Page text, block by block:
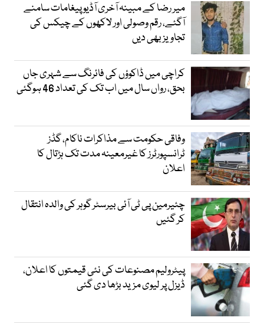
میر رضا کے مبینہ آخری آڈیو پیغامات سامنے
آگئے، رقم وصولی اور لاکھوں کے چیکس کی
تجاویز بھی دیں
کراچی میں ڈاکوؤں کی فائرنگ سے شہری جاں
بحق، رواں سال میں اب تک کی تعداد 46 ہوگئی
وفاقی حکومت سے مذاکرات ناکام، گڈز
ٹرانسپورٹرز کا غیرمعینہ مدت تک ہڑتال کا
اعلان
چئیرمین پی ٹی آئی بیرسٹر گوہر کی والدہ انتقال
کر گئیں
پیٹرولیم مصنوعات کی نئی قیمتوں کا اعلان،
ڈیزل پر لیوی مزید بڑھا دی گئی